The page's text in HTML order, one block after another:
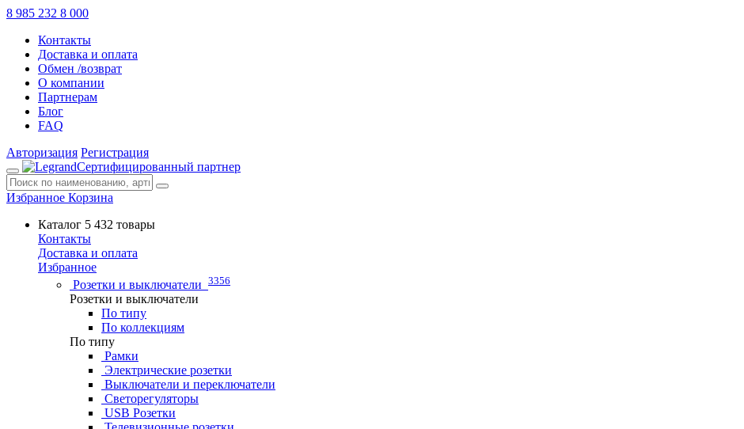
8 985 232 8 000
Контакты
Доставка и оплата
Обмен /возврат
О компании
Партнерам
Блог
FAQ
Авторизация Регистрация
Сертифицированный партнер
Избранное Корзина
Каталог 5 432 товары
Контакты
Доставка и оплата
Избранное
Розетки и выключатели 3356
Розетки и выключатели
По типу
По коллекциям
По типу
Рамки
Электрические розетки
Выключатели и переключатели
Светорегуляторы
USB Розетки